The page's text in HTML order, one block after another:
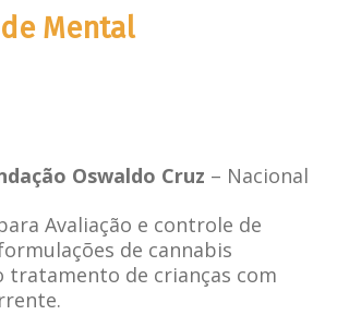
Mental
Oswaldo Cruz – Nacional
Avaliação e controle de
de cannabis
tratamento de crianças com